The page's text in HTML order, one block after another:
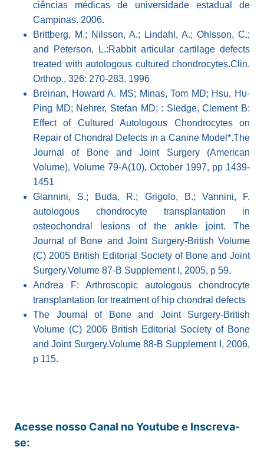
ciências médicas de universidade estadual de
Campinas. 2006.
Brittberg, M.; Nilsson, A.; Lindahl, A.; Ohlsson, C.;
and Peterson, L.:Rabbit articular cartilage defects
treated with autologous cultured chondrocytes.Clin.
Orthop., 326: 270-283, 1996
Breinan, Howard A. MS; Minas, Tom MD; Hsu, Hu-
Ping MD; Nehrer, Stefan MD; : Sledge, Clement B:
Effect of Cultured Autologous Chondrocytes on
Repair of Chondral Defects in a Canine Model*.The
Journal of Bone and Joint Surgery (American
Volume). Volume 79-A(10), October 1997, pp 1439-
1451
Giannini, S.; Buda, R.; Grigolo, B.; Vannini, F.
autologous chondrocyte transplantation in
osteochondral lesions of the ankle joint. The
Journal of Bone and Joint Surgery-British Volume
(C) 2005 British Editorial Society of Bone and Joint
Surgery.Volume 87-B Supplement I, 2005, p 59.
Andrea F: Arthroscopic autologous chondrocyte
transplantation for treatment of hip chondral defects
The Journal of Bone and Joint Surgery-British
Volume (C) 2006 British Editorial Society of Bone
and Joint Surgery.Volume 88-B Supplement I, 2006,
p 115.
Acesse nosso Canal no Youtube e Inscreva-
se: